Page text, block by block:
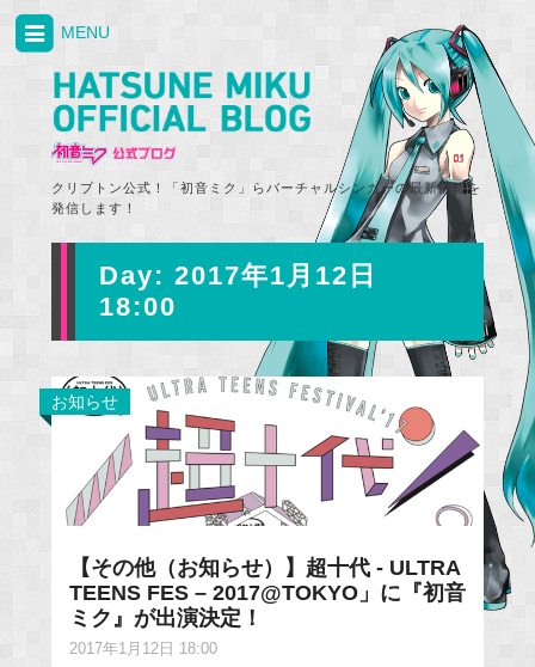
クリプトン公式！「初音ミク」らバーチャルシンガーの最新情報を
発信します！
MENU
Day: 2017年1月12日
18:00
お知らせ
【その他（お知らせ）】超十代 - ULTRA
TEENS FES – 2017@TOKYO」に『初音
ミク』が出演決定！
2017年1月12日 18:00